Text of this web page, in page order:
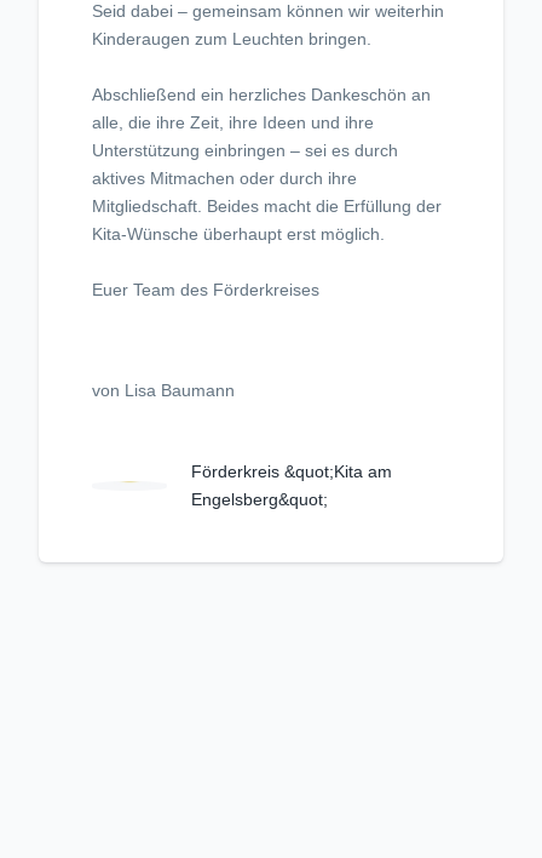
Seid dabei – gemeinsam können wir weiterhin
Kinderaugen zum Leuchten bringen.
Abschließend ein herzliches Dankeschön an
alle, die ihre Zeit, ihre Ideen und ihre
Unterstützung einbringen – sei es durch
aktives Mitmachen oder durch ihre
Mitgliedschaft. Beides macht die Erfüllung der
Kita-Wünsche überhaupt erst möglich.
Euer Team des Förderkreises
von Lisa Baumann
Förderkreis &quot;Kita am
Engelsberg&quot;